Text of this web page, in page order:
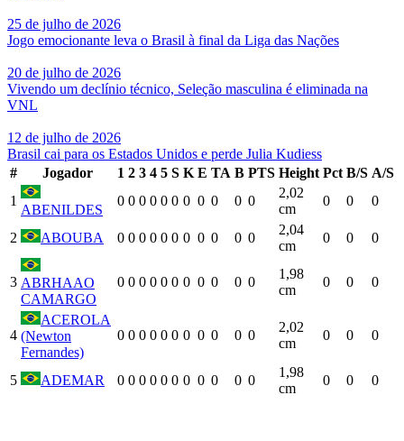
25 de julho de 2026
Jogo emocionante leva o Brasil à final da Liga das Nações
20 de julho de 2026
Vivendo um declínio técnico, Seleção masculina é eliminada na
VNL
12 de julho de 2026
Brasil cai para os Estados Unidos e perde Julia Kudiess
#
Jogador 1 2 3 4 5 S K E TA B PTS Height Pct B/S A/S
1
ABENILDES
0 0 0 0 0 0 0 0 0 0 0
2,02
cm
0 0 0
2 ABOUBA 0 0 0 0 0 0 0 0 0 0 0
2,04
cm
0 0 0
3 ABRHAAO
CAMARGO
0 0 0 0 0 0 0 0 0 0 0
1,98
cm
0 0 0
4
ACEROLA
(Newton
Fernandes)
0 0 0 0 0 0 0 0 0 0 0
2,02
cm
0 0 0
5 ADEMAR 0 0 0 0 0 0 0 0 0 0 0
1,98
cm
0 0 0